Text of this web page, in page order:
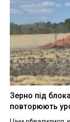
Зерно під
повторюють